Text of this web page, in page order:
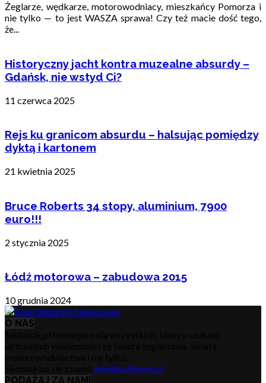
Żeglarze, wędkarze, motorowodniacy, mieszkańcy Pomorza i
nie tylko — to jest WASZA sprawa! Czy też macie dość tego,
że...
Historyczny jacht kontra muzealne absurdy –
Gdańsk, nie wstyd Ci?
11 czerwca 2025
Rejs ku granicom absurdu – halsując pomiędzy
dyktą i kartonem
21 kwietnia 2025
Bruce Roberts 34 stopy, aluminium, 7900
euro!!!
2 stycznia 2025
Łódź motorowa – zabudowa 2015
10 grudnia 2024
O NAS
info@sailbook.pl
PODĄŻAJ ZA NAMI